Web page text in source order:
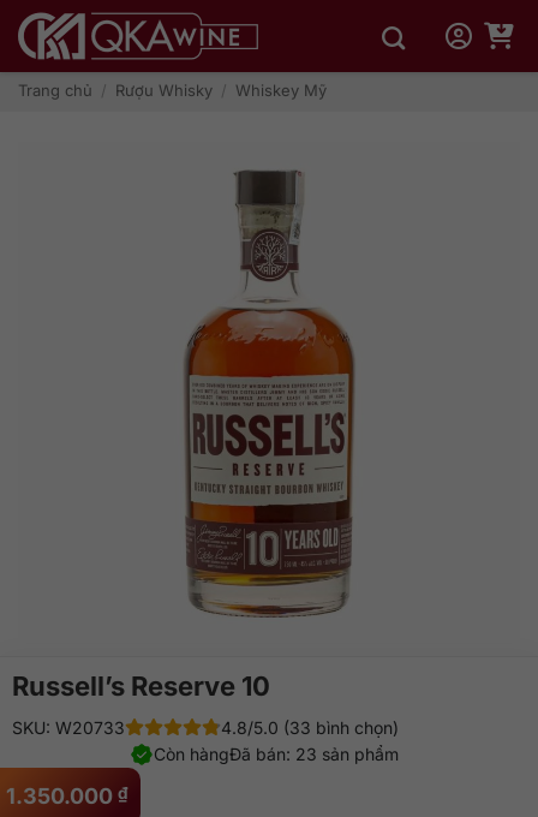
qua
dungTrang chủ / Rượu Whisky / Whiskey Mỹ
Russell’s Reserve 10
1.350.000 ₫
SKU: W20733
4.8/5.0 (33 bình chọn)
Đã bán: 23 sản phẩm
Còn hàng